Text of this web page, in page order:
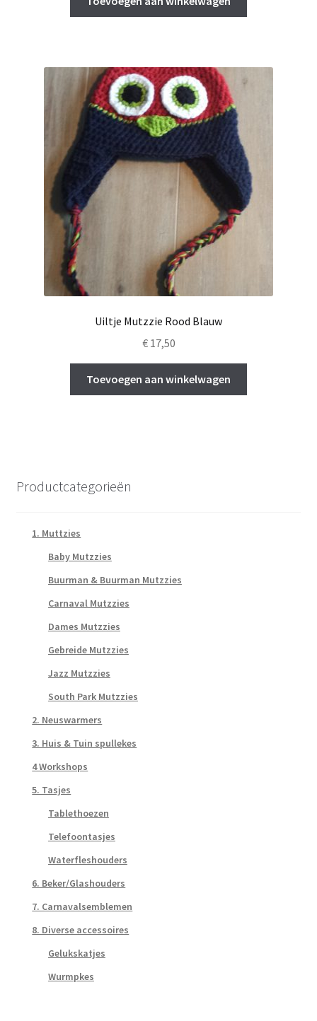
Uiltje Mutzzie Rood Blauw
€17,50
Toevoegen aan winkelwagen
Productcategorieën
1. Muttzies
Baby Mutzzies
Buurman & Buurman Mutzzies
Carnaval Mutzzies
Dames Mutzzies
Gebreide Mutzzies
Jazz Mutzzies
South Park Mutzzies
2. Neuswarmers
3. Huis & Tuin spullekes
4 Workshops
5. Tasjes
Tablethoezen
Telefoontasjes
Waterfleshouders
6. Beker/Glashouders
7. Carnavalsemblemen
8. Diverse accessoires
Gelukskatjes
Wurmpkes